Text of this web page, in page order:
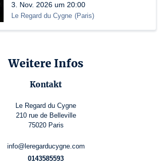
3. Nov. 2026 um 20:00
Le Regard du Cygne (Paris)
Weitere Infos
Kontakt
Le Regard du Cygne
210 rue de Belleville
75020 Paris
info@leregarducygne.com
0143585593